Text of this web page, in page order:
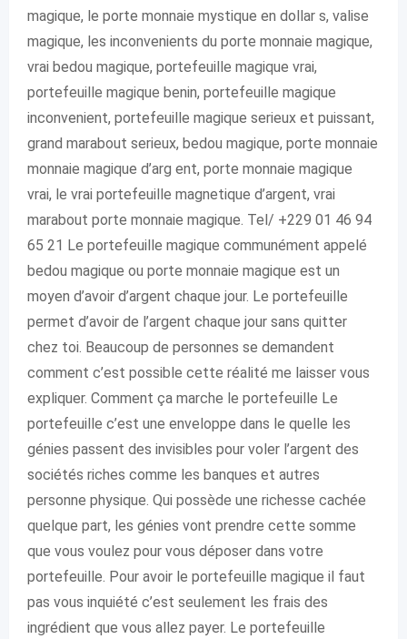
magique, le porte monnaie mystique en dollar s, valise
magique, les inconvenients du porte monnaie magique,
vrai bedou magique, portefeuille magique vrai,
portefeuille magique benin, portefeuille magique
inconvenient, portefeuille magique serieux et puissant,
grand marabout serieux, bedou magique, porte monnaie
monnaie magique d’arg ent, porte monnaie magique
vrai, le vrai portefeuille magnetique d’argent, vrai
marabout porte monnaie magique. Tel/ +229 01 46 94
65 21 Le portefeuille magique communément appelé
bedou magique ou porte monnaie magique est un
moyen d’avoir d’argent chaque jour. Le portefeuille
permet d’avoir de l’argent chaque jour sans quitter
chez toi. Beaucoup de personnes se demandent
comment c’est possible cette réalité me laisser vous
expliquer. Comment ça marche le portefeuille Le
portefeuille c’est une enveloppe dans le quelle les
génies passent des invisibles pour voler l’argent des
sociétés riches comme les banques et autres
personne physique. Qui possède une richesse cachée
quelque part, les génies vont prendre cette somme
que vous voulez pour vous déposer dans votre
portefeuille. Pour avoir le portefeuille magique il faut
pas vous inquiété c’est seulement les frais des
ingrédient que vous allez payer. Le portefeuille